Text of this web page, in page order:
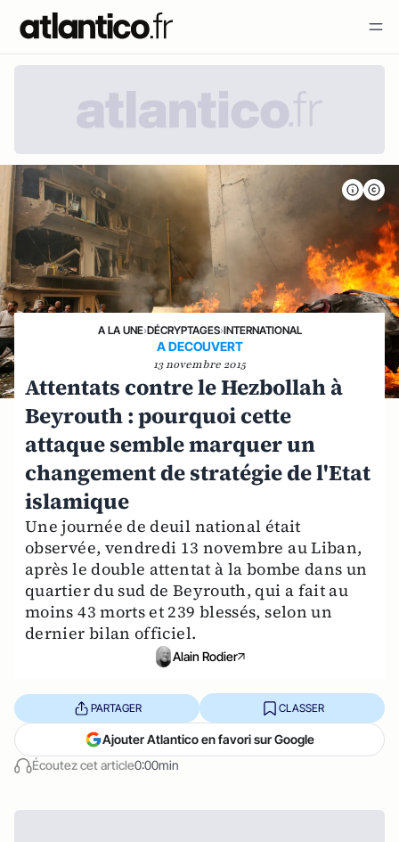
A LA UNE›DÉCRYPTAGES›INTERNATIONAL
A DECOUVERT
13 novembre 2015
Attentats contre le Hezbollah à
Beyrouth : pourquoi cette
attaque semble marquer un
changement de stratégie de l'Etat
islamique
Une journée de deuil national était
observée, vendredi 13 novembre au Liban,
après le double attentat à la bombe dans un
quartier du sud de Beyrouth, qui a fait au
moins 43 morts et 239 blessés, selon un
dernier bilan officiel.
Alain Rodier
Écoutez cet article0:00min
PARTAGER CLASSER
Ajouter Atlantico en favori sur Google